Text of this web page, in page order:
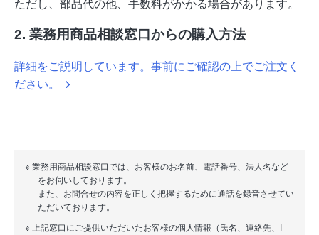
ただし、部品代の他、手数料がかかる場合があります。
2. 業務用商品相談窓口からの購入方法
詳細をご説明しています。事前にご確認の上でご注文く
ださい。
※ 業務用商品相談窓口では、お客様のお名前、電話番号、法人名など
をお伺いしております。
また、お問合せの内容を正しく把握するために通話を録音させてい
ただいております。
※ 上記窓口にご提供いただいたお客様の個人情報（氏名、連絡先、I